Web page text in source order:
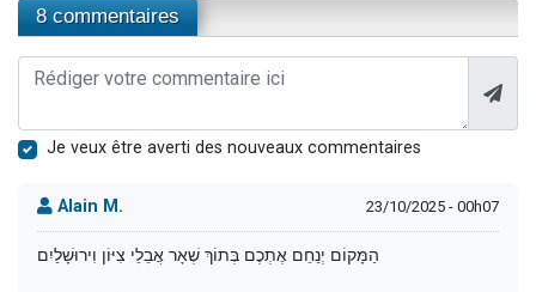
8 commentaires
Je veux être averti des nouveaux commentaires
Alain M. 23/10/2025 - 00h07
הַמָּקוֹם יְנַחֵם אֶתְכֶם בְּתוֹךְ שְׁאָר אֲבֵלֵי צִיּוֹן וִירוּשָׁלַיִם